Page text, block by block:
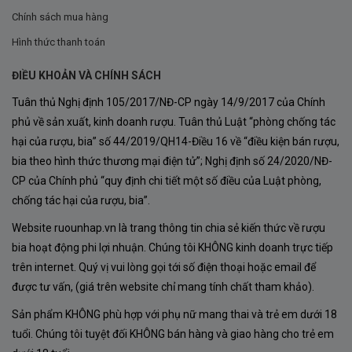
Thời gian chín kéo dài.
Duy trì độ axit tự nhiên.
Nhờ đó, nho Chardonnay tại Monterey có thể phát triển
hương thơm phức hợp mà vẫn giữ được sự tươi mới
cần thiết.
Thổ Nhưỡng Giàu Khoáng Chất
Đất đai tại Monterey chứa nhiều khoáng chất và có khả
năng thoát nước tốt. Điều này giúp cây nho phát triển
khỏe mạnh, cho ra những trái nho chất lượng cao với
hương vị cô đọng và chiều sâu đặc trưng.
Chính điều kiện tự nhiên lý tưởng này đã góp phần tạo
nên phong cách riêng biệt của Noble Vines 446
Chính sách mua hàng
Hình thức thanh toán
ĐIỀU KHOẢN VÀ CHÍNH SÁCH
Tuân thủ Nghị định 105/2017/NĐ-CP ngày 14/9/2017 của Chính
phủ về sản xuất, kinh doanh rượu. Tuân thủ Luật “phòng chống tác
hại của rượu, bia” số 44/2019/QH14-Điều 16 về “điều kiện bán rượu,
bia theo hình thức thương mại điện tử”; Nghị định số 24/2020/NĐ-
CP của Chính phủ “quy định chi tiết một số điều của Luật phòng,
chống tác hại của rượu, bia”.
Website ruounhap.vn là trang thông tin chia sẻ kiến thức về rượu
bia hoạt động phi lợi nhuận. Chúng tôi KHÔNG kinh doanh trực tiếp
trên internet. Quý vị vui lòng gọi tới số điện thoại hoặc email để
được tư vấn, (giá trên website chỉ mang tính chất tham khảo).
Sản phẩm KHÔNG phù hợp với phụ nữ mang thai và trẻ em dưới 18
tuổi. Chúng tôi tuyệt đối KHÔNG bán hàng và giao hàng cho trẻ em